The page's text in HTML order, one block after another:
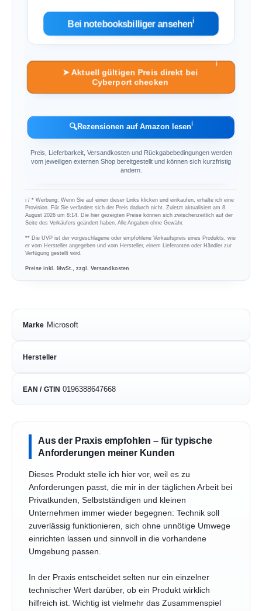
Bei notebooksbilliger ansehenℹ︎
➤ Aktuell gültigen Preis direkt bei
Cyberport checken
ℹ︎
🔍Rezensionen auf Amazon lesenℹ︎
Preis, Lieferbarkeit, Versandkosten und Rückgabebedingungen werden
vom jeweiligen externen Shop bereitgestellt und können sich kurzfristig
ändern.
ℹ︎ / * Werbung: Wenn Sie auf einen dieser Links klicken und einkaufen, erhalte ich eine
Provision. Für Sie verändert sich der Preis dadurch nicht. Zuletzt aktualisiert am 8.
August 2026 um 8:14. Die hier gezeigten Preise können sich zwischenzeitlich auf der
Seite des Verkäufers geändert haben. Alle Angaben ohne Gewähr.
** Die UVP ist der vorgeschlagene oder empfohlene Verkaufspreis eines Produkts, wie
er vom Hersteller angegeben und vom Hersteller, einem Lieferanten oder Händler zur
Verfügung gestellt wird.
Preise inkl. MwSt., zzgl. Versandkosten
Marke Microsoft
Hersteller
EAN / GTIN 0196388647668
Aus der Praxis empfohlen – für typische
Anforderungen meiner Kunden
Dieses Produkt stelle ich hier vor, weil es zu
Anforderungen passt, die mir in der täglichen Arbeit bei
Privatkunden, Selbstständigen und kleinen
Unternehmen immer wieder begegnen: Technik soll
zuverlässig funktionieren, sich ohne unnötige Umwege
einrichten lassen und sinnvoll in die vorhandene
Umgebung passen.
In der Praxis entscheidet selten nur ein einzelner
technischer Wert darüber, ob ein Produkt wirklich
hilfreich ist. Wichtig ist vielmehr das Zusammenspiel